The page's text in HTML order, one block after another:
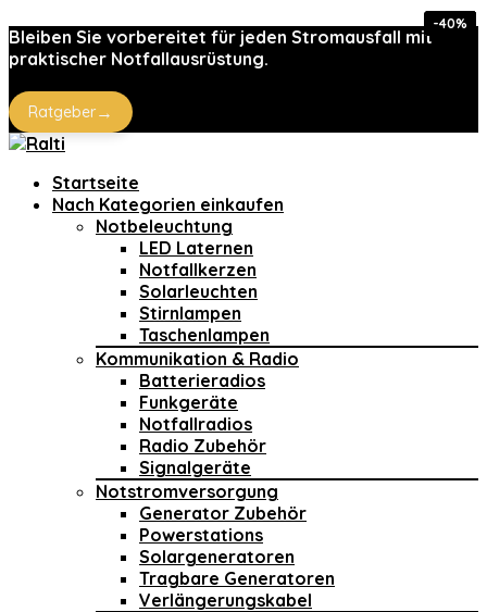
Bleiben Sie vorbereitet für jeden Stromausfall mit
praktischer Notfallausrüstung.
Ratgeber→
Startseite
Nach Kategorien einkaufen
Notbeleuchtung
LED Laternen
Notfallkerzen
Solarleuchten
Stirnlampen
Taschenlampen
Kommunikation & Radio
Batterieradios
Funkgeräte
Notfallradios
Radio Zubehör
Signalgeräte
Notstromversorgung
Generator Zubehör
Powerstations
Solargeneratoren
Tragbare Generatoren
Verlängerungskabel
-14%
-14%
-22%
-5%
-5%
-20%
-40%